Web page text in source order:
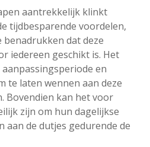
aantrekkelijk klinkt
tijdbesparende voordelen,
dat deze
iedereen geschikt is. Het
en
te laten wennen aan deze
Bovendien kan het voor
zijn om hun dagelijkse
aan de dutjes gedurende de